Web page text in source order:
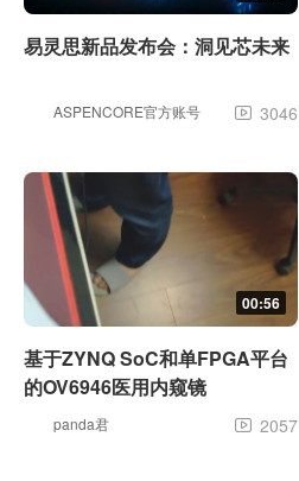
易灵思新品发布会：洞见芯未来
ASPENCORE官方账号  3046
00:56
基于ZYNQ SoC和单FPGA平台
的OV6946医用内窥镜
panda君  2057